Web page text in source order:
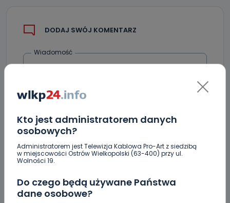
Kto jest administratorem danych
osobowych?
Administratorem jest Telewizja Kablowa Pro-Art z siedzibą
w miejscowości Ostrów Wielkopolski (63-400) przy ul.
Wolności 19.
Do czego będą używane Państwa
dane osobowe?
DODAJ SWÓJ KOMENTARZ
Wiadomość
Podpis